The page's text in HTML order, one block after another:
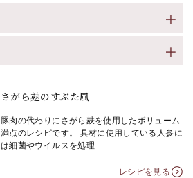
さがら麸のすぶた風
豚肉の代わりにさがら麸を使用したボリューム
満点のレシピです。 具材に使用している人参に
は細菌やウイルスを処理...
レシピを見る